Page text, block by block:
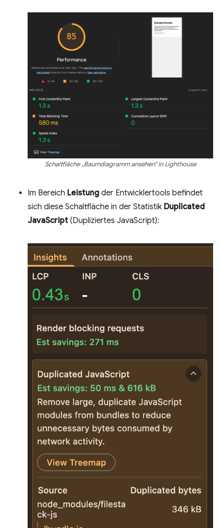
Schaltfläche „Baumdiagramm ansehen“ in Lighthouse
Im Bereich Leistung der Entwicklertools befindet
sich diese Schaltfläche in der Statistik Duplicated
JavaScript (Dupliziertes JavaScript):